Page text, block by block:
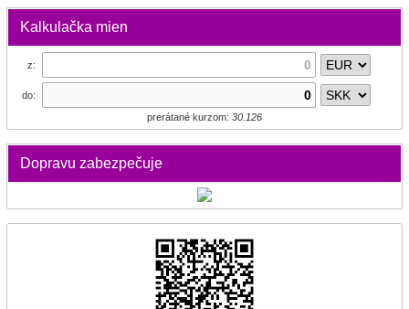
Kalkulačka mien
z:
do:
prerátané kurzom: 30.126
Dopravu zabezpečuje